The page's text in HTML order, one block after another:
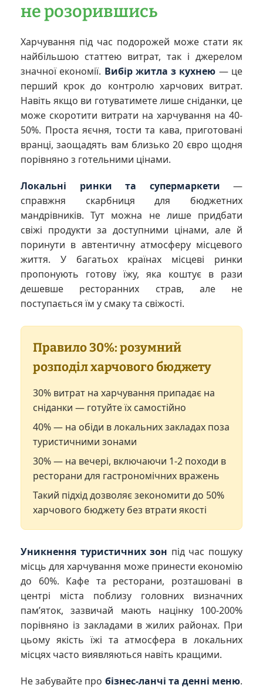
не розорившись
Харчування під час подорожей може стати як
найбільшою статтею витрат, так і джерелом
значної економії. Вибір житла з кухнею — це
перший крок до контролю харчових витрат.
Навіть якщо ви готуватимете лише сніданки, це
може скоротити витрати на харчування на 40-
50%. Проста яєчня, тости та кава, приготовані
вранці, заощадять вам близько 20 євро щодня
порівняно з готельними цінами.
Локальні ринки та супермаркети —
справжня скарбниця для бюджетних
мандрівників. Тут можна не лише придбати
свіжі продукти за доступними цінами, але й
поринути в автентичну атмосферу місцевого
життя. У багатьох країнах місцеві ринки
пропонують готову їжу, яка коштує в рази
дешевше ресторанних страв, але не
поступається їм у смаку та свіжості.
Правило 30%: розумний
розподіл харчового бюджету
30% витрат на харчування припадає на
сніданки — готуйте їх самостійно
40% — на обіди в локальних закладах поза
туристичними зонами
30% — на вечері, включаючи 1-2 походи в
ресторани для гастрономічних вражень
Такий підхід дозволяє зекономити до 50%
харчового бюджету без втрати якості
Уникнення туристичних зон під час пошуку
місць для харчування може принести економію
до 60%. Кафе та ресторани, розташовані в
центрі міста поблизу головних визначних
пам’яток, зазвичай мають націнку 100-200%
порівняно із закладами в жилих районах. При
цьому якість їжі та атмосфера в локальних
місцях часто виявляються навіть кращими.
Не забувайте про бізнес-ланчі та денні меню.